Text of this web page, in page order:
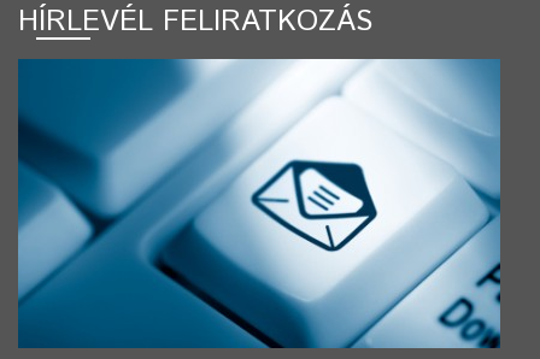
HÍRLEVÉL FELIRATKOZÁS